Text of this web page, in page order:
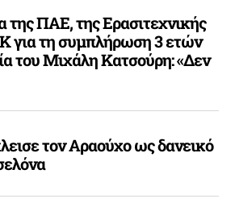
της ΠΑΕ, της Ερασιτεχνικής
για τη συμπλήρωση 3 ετών
του Μιχάλη Κατσούρη: «Δεν
τον Αραούχο ως δανεικό